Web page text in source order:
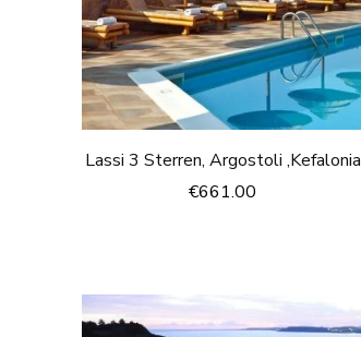
Lassi 3 Sterren, Argostoli ,Kefalonia
€661.00